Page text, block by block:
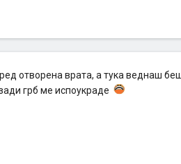
отворена врата, а тука веднаш
грб ме испоукраде